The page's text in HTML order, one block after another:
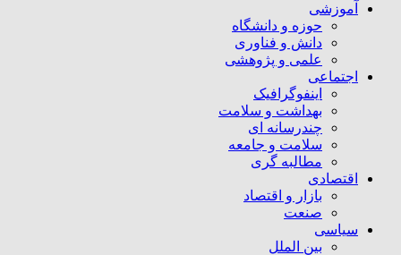
آموزشی
حوزه و دانشگاه
دانش و فناوری
علمی و پژوهشی
اجتماعی
اینفوگرافیک
بهداشت و سلامت
چندرسانه ای
سلامت و جامعه
مطالبه گری
اقتصادی
بازار و اقتصاد
صنعت
سیاسی
بین الملل